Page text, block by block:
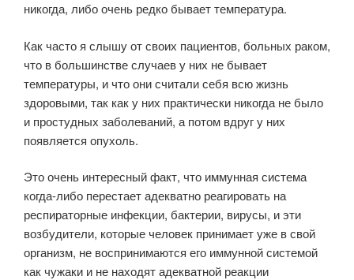
никогда, либо очень редко бывает температура.
Как часто я слышу от своих пациентов, больных раком,
что в большинстве случаев у них не бывает
температуры, и что они считали себя всю жизнь
здоровыми, так как у них практически никогда не было
и простудных заболеваний, а потом вдруг у них
появляется опухоль.
Это очень интересный факт, что иммунная система
когда-либо перестает адекватно реагировать на
респираторные инфекции, бактерии, вирусы, и эти
возбудители, которые человек принимает уже в свой
организм, не воспринимаются его иммунной системой
как чужаки и не находят адекватной реакции